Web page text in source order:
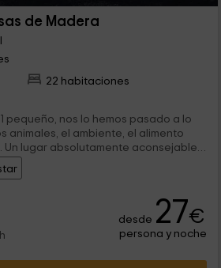
de Madera
22 habitaciones
pequeño, nos lo hemos pasado a lo
animales, el ambiente, el alimento
Un lugar absolutamente aconsejable
como escapada romántica. Tiene
nos
mi hijo enamorado del sitio y de los
desde 27€
persona y noche